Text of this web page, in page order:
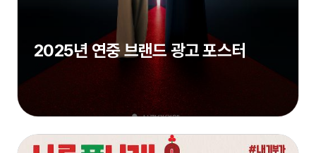
2025년 연중 브랜드 광고 포스터